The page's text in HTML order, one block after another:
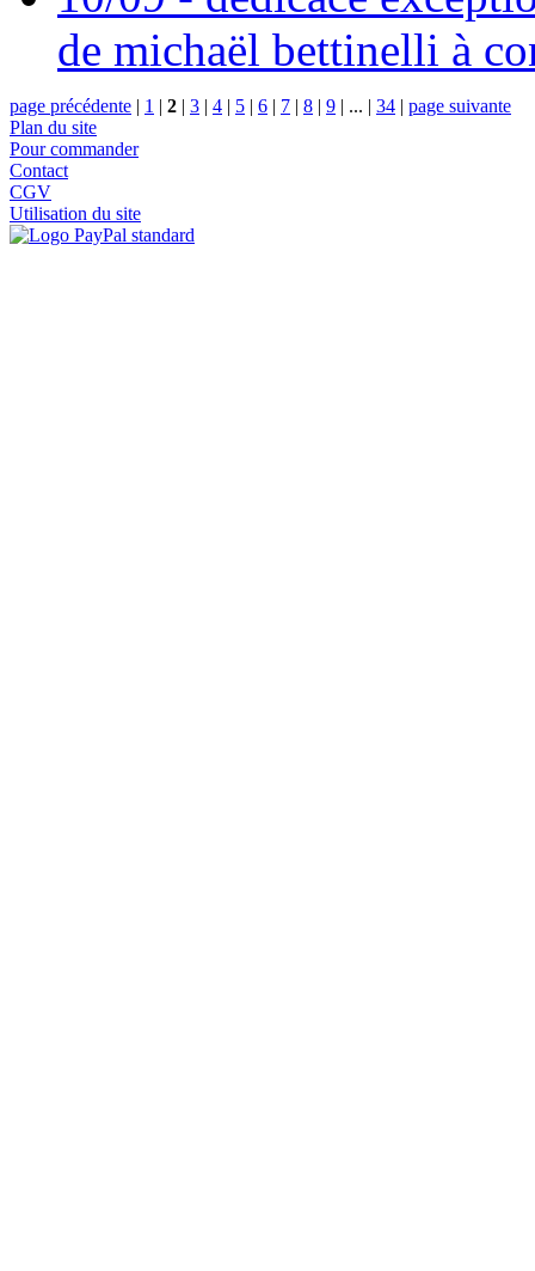
de michaël bettinelli à
page précédente | 1 | 2 | 3 | 4 | 5 | 6 | 7 | 8 | 9 | ... | 34 | page suivante
Plan du site
Pour commander
Contact
CGV
Utilisation du site